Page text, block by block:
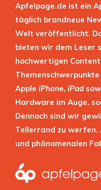
Apfelpage.de ist ein
täglich brandneue
Welt veröffentlicht.
bieten wir dem Leser
hochwertigen
Themenschwerpunkte
Apple iPhone, iPad
Hardware im Auge,
Dennoch sind wir
Tellerrand zu werfen.
und phänomenalen